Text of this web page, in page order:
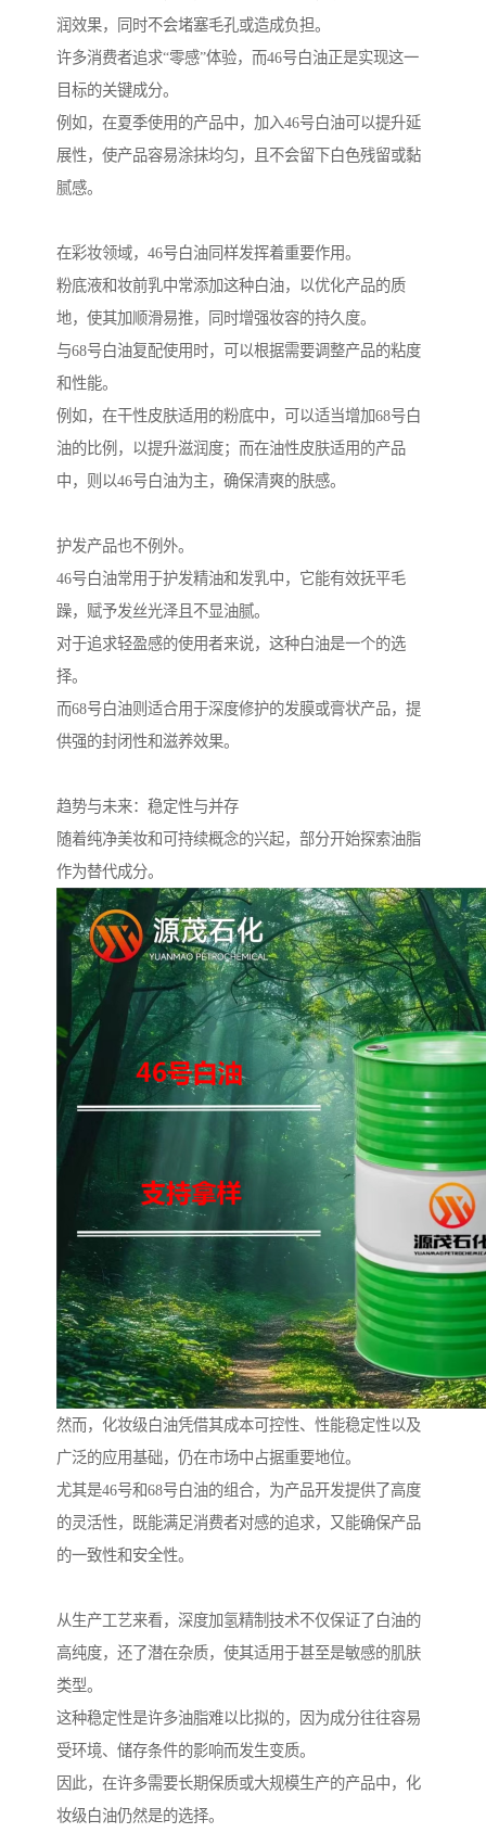
润效果，同时不会堵塞毛孔或造成负担。
许多消费者追求“零感”体验，而46号白油正是实现这一
目标的关键成分。
例如，在夏季使用的产品中，加入46号白油可以提升延
展性，使产品容易涂抹均匀，且不会留下白色残留或黏
腻感。
在彩妆领域，46号白油同样发挥着重要作用。
粉底液和妆前乳中常添加这种白油，以优化产品的质
地，使其加顺滑易推，同时增强妆容的持久度。
与68号白油复配使用时，可以根据需要调整产品的粘度
和性能。
例如，在干性皮肤适用的粉底中，可以适当增加68号白
油的比例，以提升滋润度；而在油性皮肤适用的产品
中，则以46号白油为主，确保清爽的肤感。
护发产品也不例外。
46号白油常用于护发精油和发乳中，它能有效抚平毛
躁，赋予发丝光泽且不显油腻。
对于追求轻盈感的使用者来说，这种白油是一个的选
择。
而68号白油则适合用于深度修护的发膜或膏状产品，提
供强的封闭性和滋养效果。
趋势与未来：稳定性与并存
随着纯净美妆和可持续概念的兴起，部分开始探索油脂
作为替代成分。
然而，化妆级白油凭借其成本可控性、性能稳定性以及
广泛的应用基础，仍在市场中占据重要地位。
尤其是46号和68号白油的组合，为产品开发提供了高度
的灵活性，既能满足消费者对感的追求，又能确保产品
的一致性和安全性。
从生产工艺来看，深度加氢精制技术不仅保证了白油的
高纯度，还了潜在杂质，使其适用于甚至是敏感的肌肤
类型。
这种稳定性是许多油脂难以比拟的，因为成分往往容易
受环境、储存条件的影响而发生变质。
因此，在许多需要长期保质或大规模生产的产品中，化
妆级白油仍然是的选择。